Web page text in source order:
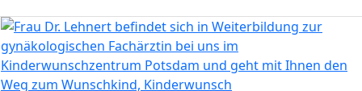
Bild